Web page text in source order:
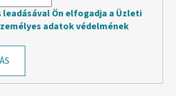
leadásával Ön elfogadja a Üzleti
adatok védelmének